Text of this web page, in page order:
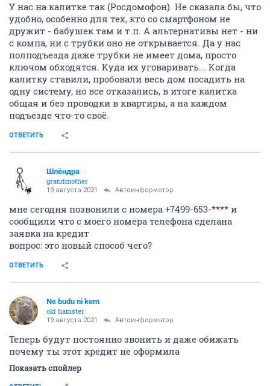
У нас на калитке так (Росдомофон). Не сказала бы, что
удобно, особенно для тех, кто со смартфоном не
дружит - бабушек там и т.п. А альтернативы нет - ни
с компа, ни с трубки оно не открывается. Да у нас
полподъезда даже трубки не имеет дома, просто
ключом обходятся. Куда их уговаривать... Когда
калитку ставили, пробовали весь дом посадить на
одну систему, но все отказались, в итоге калитка
общая и без проводки в квартиры, а на каждом
подъезде что-то своё.
ОТВЕТИТЬ
Шлёндра
grandmother
19 августа 2021 Автоинформатор
мне сегодня позвонили с номера +7499-653-**** и
сообщили что с моего номера телефона сделана
заявка на кредит
вопрос: это новый способ чего?
ОТВЕТИТЬ
Ne budu ni kem
old hamster
19 августа 2021 Автоинформатор
Теперь будут постоянно звонить и даже обижать
почему ты этот кредит не оформила
Показать спойлер